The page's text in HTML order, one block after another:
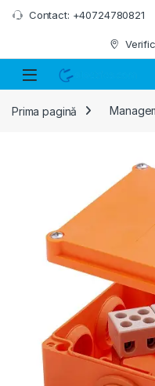
Skip to navigation
Skip to content
Contact: +40724780821
Prima pagină